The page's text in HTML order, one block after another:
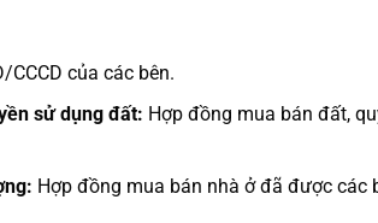
CCCD của các bên.
sử dụng đất: Hợp đồng mua bán đất,
Hợp đồng mua bán nhà ở đã được các